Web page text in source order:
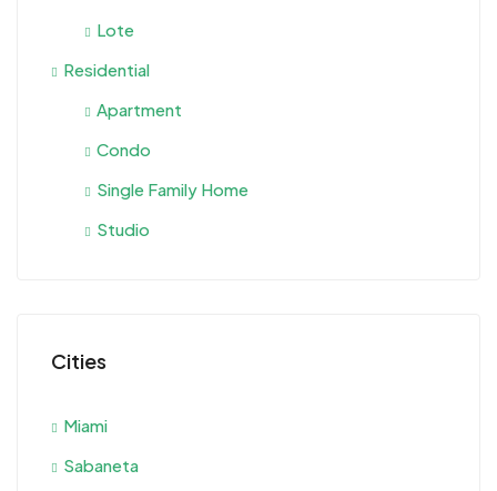
Lote
Residential
Apartment
Condo
Single Family Home
Studio
Cities
Miami
Sabaneta